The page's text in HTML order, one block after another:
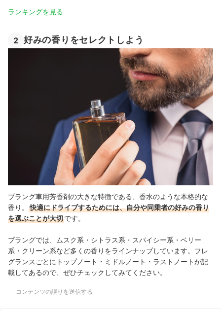
ランキングを見る
2 好みの香りをセレクトしよう
ブラング車用芳香剤の大きな特徴である、香水のような本格的な
香り。
快適にドライブするためには、自分や同乗者の好みの香り
を選ぶことが大切です。
ブラングでは、ムスク系・シトラス系・スパイシー系・ベリー
系・クリーン系など多くの香りをラインナップしています。フレ
グランスごとにトップノート・ミドルノート・ラストノートが記
載してあるので、ぜひチェックしてみてください。
コンテンツの誤りを送信する